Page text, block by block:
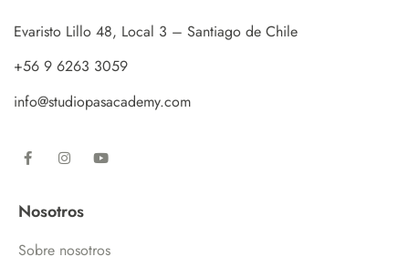
Evaristo Lillo 48, Local 3 – Santiago de Chile
+56 9 6263 3059
info@studiopasacademy.com
Nosotros
Sobre nosotros